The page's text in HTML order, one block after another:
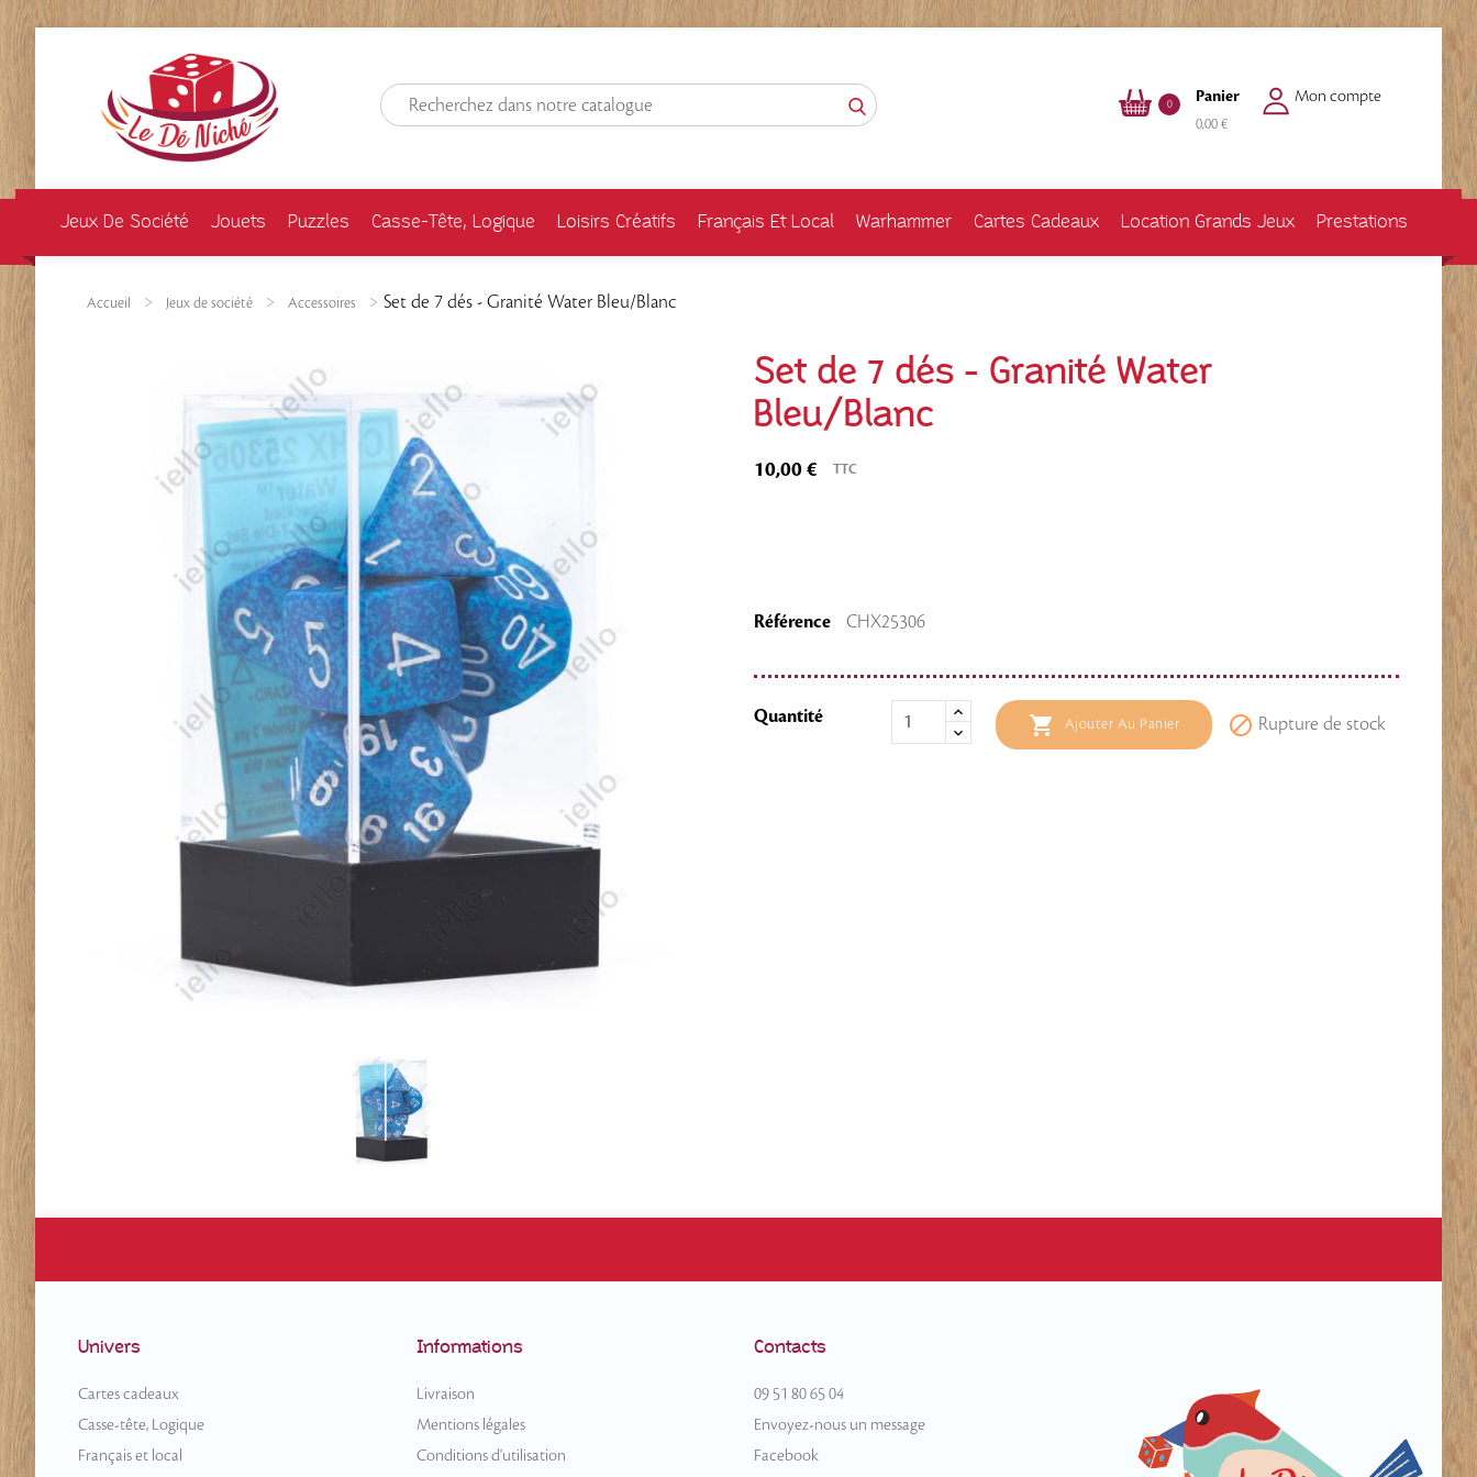
Mon compte
0 Panier
0,00 €
Jeux De Société Jouets Puzzles Casse-Tête, Logique Loisirs Créatifs Français Et Local Warhammer Cartes Cadeaux Location Grands Jeux Prestations
Accueil Jeux de société Accessoires Set de 7 dés - Granité Water Bleu/Blanc
Set de 7 dés - Granité Water
Bleu/Blanc
10,00 € TTC
Référence CHX25306
Quantité  Ajouter Au Panier  Rupture de stock
Univers
Cartes cadeaux
Casse-tête, Logique
Français et local
Informations
Livraison
Mentions légales
Conditions d'utilisation
Contacts
09 51 80 65 04
Envoyez-nous un message
Facebook